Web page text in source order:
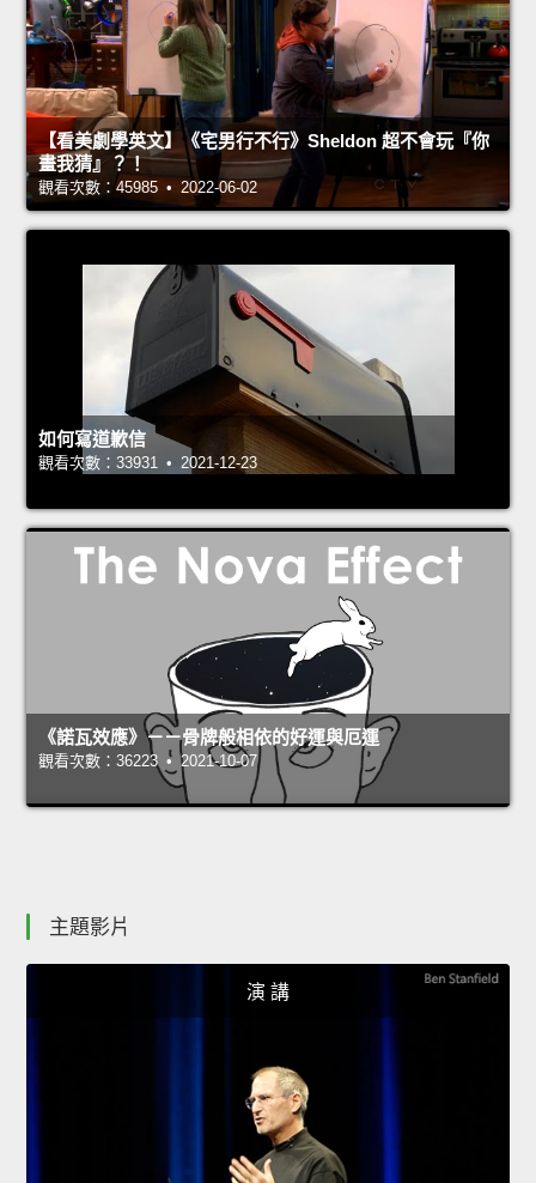
【看美劇學英文】《宅男行不行》Sheldon 超不會玩『你
畫我猜』？！
觀看次數：45985 • 2022-06-02
如何寫道歉信
觀看次數：33931 • 2021-12-23
《諾瓦效應》－－骨牌般相依的好運與厄運
觀看次數：36223 • 2021-10-07
主題影片
演 講